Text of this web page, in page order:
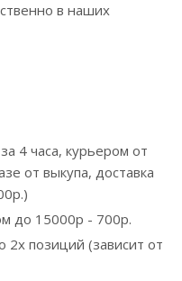
в наших
4 часа, курьером от
от выкупа, доставка
до 15000р - 700р.
2х позиций (зависит от